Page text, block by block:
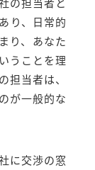
り、日常的
り、あなた
うことを理
担当者は、
が一般的な
に交渉の窓